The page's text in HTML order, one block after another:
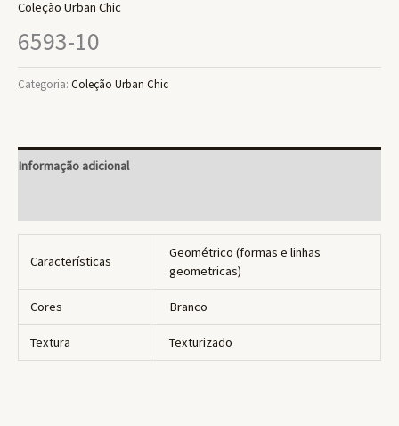
Coleção Urban Chic
6593-10
Categoria: Coleção Urban Chic
Informação adicional
Características
Geométrico (formas e linhas
geometricas)
Cores Branco
Textura Texturizado